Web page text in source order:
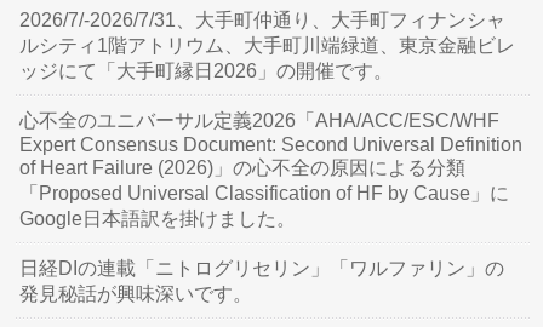
2026/7/-2026/7/31、大手町仲通り、大手町フィナンシャ
ルシティ1階アトリウム、大手町川端緑道、東京金融ビレ
ッジにて「大手町縁日2026」の開催です。
心不全のユニバーサル定義2026「AHA/ACC/ESC/WHF
Expert Consensus Document: Second Universal Definition
of Heart Failure (2026)」の心不全の原因による分類
「Proposed Universal Classification of HF by Cause」に
Google日本語訳を掛けました。
日経DIの連載「ニトログリセリン」「ワルファリン」の
発見秘話が興味深いです。